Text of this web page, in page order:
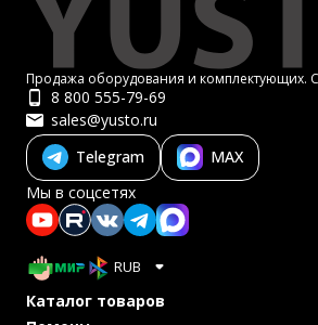
Продажа оборудования и комплектующих.
8 800 555-79-69
sales@yusto.ru
Telegram
MAX
Мы в соцсетях
RUB
Каталог товаров